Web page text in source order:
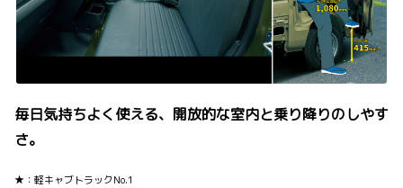
毎日気持ちよく使える、開放的な室内と乗り降りのしやす
さ。
★：軽キャブトラックNo.1